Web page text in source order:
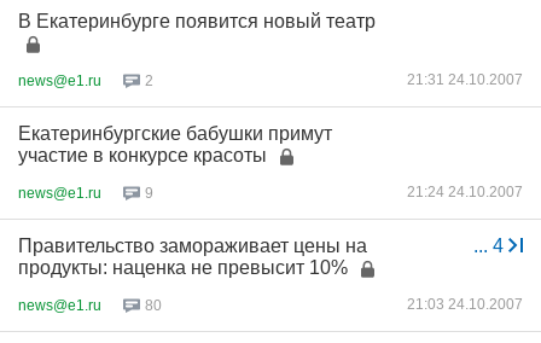
В Екатеринбурге появится новый театр
news@e1.ru 2 21:31 24.10.2007
Екатеринбургские бабушки примут
участие в конкурсе красоты
news@e1.ru 9 21:24 24.10.2007
... 4
Правительство замораживает цены на
продукты: наценка не превысит 10%
news@e1.ru 80 21:03 24.10.2007